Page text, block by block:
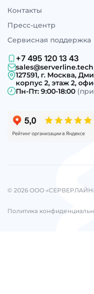
Контакты
Пресс-центр
Сервисная поддержка
+7 495 120 13 43
sales@serverline.tech
127591, г. Москва,
корпус 2, этаж 2,
Пн-Пт: 9:00-18:00
© 2026 ООО
Политика